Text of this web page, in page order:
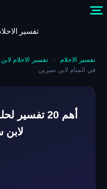
تفسير
تفسير الاحلام - تفسير الاحلام
في المنام لابن سيرين
أهم 20
لابن